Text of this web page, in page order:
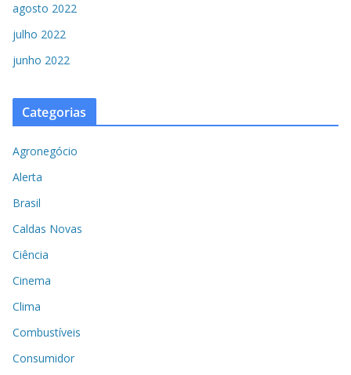
agosto 2022
julho 2022
junho 2022
Categorias
Agronegócio
Alerta
Brasil
Caldas Novas
Ciência
Cinema
Clima
Combustíveis
Consumidor